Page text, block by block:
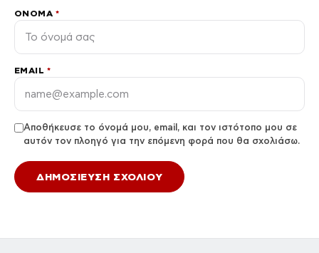
ΌΝΟΜΑ *
EMAIL *
Αποθήκευσε το όνομά μου, email, και τον ιστότοπο μου σε
αυτόν τον πλοηγό για την επόμενη φορά που θα σχολιάσω.